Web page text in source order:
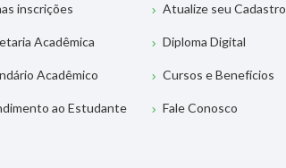
inscrições
Acadêmica
Acadêmico
ao Estudante
Atualize seu Cadastro
Diploma Digital
Cursos e Benefícios
Fale Conosco